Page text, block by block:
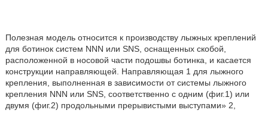
Полезная модель относится к производству лыжных креплений
для ботинок систем NNN или SNS, оснащенных скобой,
расположенной в носовой части подошвы ботинка, и касается
конструкции направляющей. Направляющая 1 для лыжного
крепления, выполненная в зависимости от системы лыжного
крепления NNN или SNS, соответственно с одним (фиг.1) или
двумя (фиг.2) продольными прерывистыми выступами» 2,